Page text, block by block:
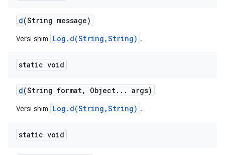
d(String message)
Versi shim Log.d(String,String) .
static void
d(String format, Object. . . args)
Versi shim Log.d(String,String) .
static void